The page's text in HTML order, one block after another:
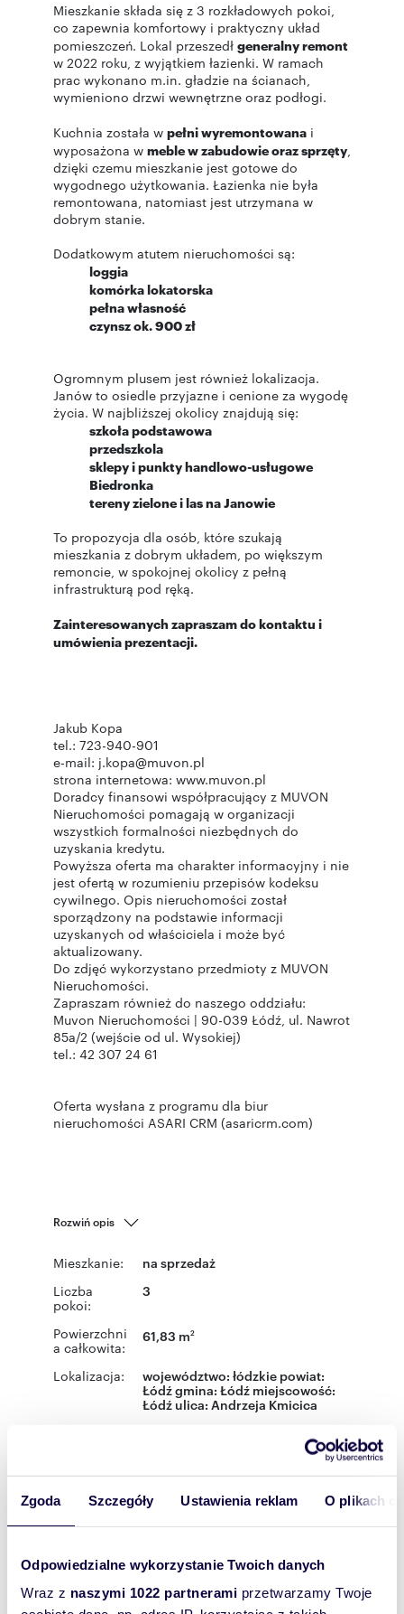
Zgoda Szczegóły Ustawienia reklam O plikach
Odpowiedzialne wykorzystanie Twoich danych
Wraz z naszymi 1022 partnerami przetwarzamy Twoje
Mieszkanie składa się z 3 rozkładowych pokoi,
co zapewnia komfortowy i praktyczny układ
pomieszczeń. Lokal przeszedł generalny remont
w 2022 roku, z wyjątkiem łazienki. W ramach
prac wykonano m.in. gładzie na ścianach,
wymieniono drzwi wewnętrzne oraz podłogi.
Kuchnia została w pełni wyremontowana i
wyposażona w meble w zabudowie oraz sprzęty,
dzięki czemu mieszkanie jest gotowe do
wygodnego użytkowania. Łazienka nie była
remontowana, natomiast jest utrzymana w
dobrym stanie.
Dodatkowym atutem nieruchomości są:
loggia
komórka lokatorska
pełna własność
czynsz ok. 900 zł
Ogromnym plusem jest również lokalizacja.
Janów to osiedle przyjazne i cenione za wygodę
życia. W najbliższej okolicy znajdują się:
szkoła podstawowa
przedszkola
sklepy i punkty handlowo-usługowe
Biedronka
tereny zielone i las na Janowie
To propozycja dla osób, które szukają
mieszkania z dobrym układem, po większym
remoncie, w spokojnej okolicy z pełną
infrastrukturą pod ręką.
Zainteresowanych zapraszam do kontaktu i
umówienia prezentacji.
Jakub Kopa
tel.: 723-940-901
e-mail: j.kopa@muvon.pl
strona internetowa: www.muvon.pl
Doradcy finansowi współpracujący z MUVON
Nieruchomości pomagają w organizacji
wszystkich formalności niezbędnych do
uzyskania kredytu.
Powyższa oferta ma charakter informacyjny i nie
jest ofertą w rozumieniu przepisów kodeksu
cywilnego. Opis nieruchomości został
sporządzony na podstawie informacji
uzyskanych od właściciela i może być
aktualizowany.
Do zdjęć wykorzystano przedmioty z MUVON
Nieruchomości.
Zapraszam również do naszego oddziału:
Muvon Nieruchomości | 90-039 Łódź, ul. Nawrot
85a/2 (wejście od ul. Wysokiej)
tel.: 42 307 24 61
Oferta wysłana z programu dla biur
nieruchomości ASARI CRM (asaricrm.com)
Rozwiń opis
Mieszkanie: na sprzedaż
Liczba
pokoi:
3
Powierzchni
a całkowita:
61,83 m2
Lokalizacja: województwo: łódzkie powiat:
Łódźgmina: Łódź miejscowość:
Łódź ulica: Andrzeja Kmicica